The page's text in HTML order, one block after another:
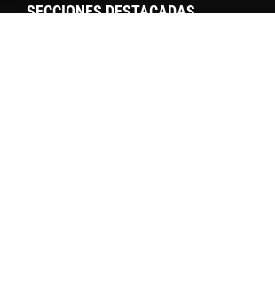
SECCIONES DESTACADAS